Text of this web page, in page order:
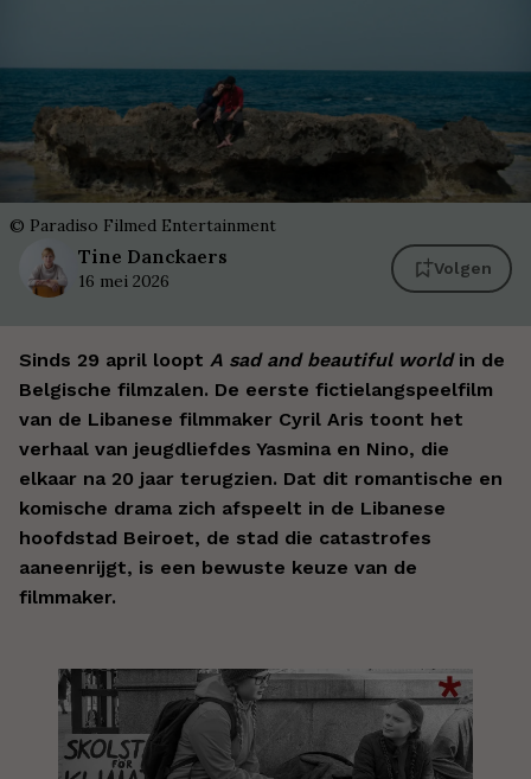
© Paradiso Filmed Entertainment
Tine Danckaers
16 mei 2026
Volgen
Sinds 29 april loopt A sad and beautiful worldin de
Belgische filmzalen. De eerste fictielangspeelfilm
van de Libanese filmmaker Cyril Aris toont het
verhaal van jeugdliefdes Yasmina en Nino, die
elkaar na 20 jaar terugzien. Dat dit romantische en
komische drama zich afspeelt in de Libanese
hoofdstad Beiroet, de stad die catastrofes
aaneenrijgt, is een bewuste keuze van de
filmmaker.